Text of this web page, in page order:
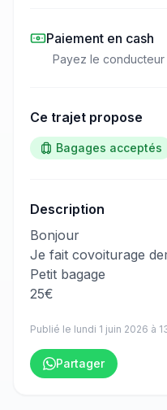
Paiement en cash
Payez le
Ce trajet propose
Bagages acceptés
Description
​‌​‍​‌‌​​​‌‌​‌‌​‌‌​‌​‌‌‌​​​​​‌‌‌​‌‌​​‌‌​​‌‌​​​‌‌​​‌​​‌‌‌​​‌‌​‌‌‌​‌​‌​‌‌​​​​‌​​‌‌​​​​​​‌‌​​​​​​‌‌​​​‌​‌‌​​​​‌​‌‌​‌‌​​​​‌‌‌​​​​​‌‌​​​​​​‌‌​‌​​​‌‌‌​​​‌​‌‌​​​‌​​‌‌‌​‌​​​​‌‌​‌‌​​‌‌​‌‌‌​​‌‌‌​‌​​​‌‌‌​​​​​‌‌​‌​​‌‍Bonjour
Je fait covoiturage
Petit bagage
25€
Publié le lundi 1 juin 2026 à
Partager